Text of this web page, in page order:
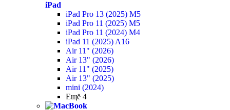
iPad
iPad Pro 13 (2025) M5
iPad Pro 11 (2025) M5
iPad Pro 11 (2024) M4
iPad 11 (2025) A16
Air 11" (2026)
Air 13" (2026)
Air 11" (2025)
Air 13" (2025)
mini (2024)
Ещё 4